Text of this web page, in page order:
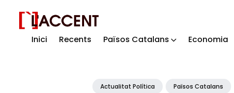
Inici Recents Països Catalans Economia
Blog
Actualitat Política Països Catalans